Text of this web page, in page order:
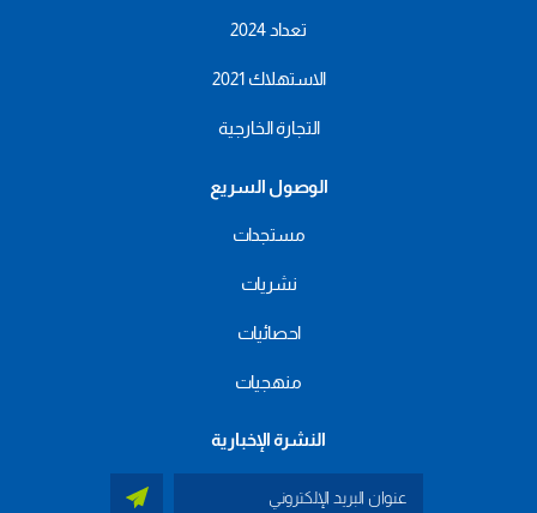
تعداد 2024
الاستهلاك 2021
التجارة الخارجية
الوصول السريع
مستجدات
نشريات
احصائيات
منهجيات
النشرة الإخبارية